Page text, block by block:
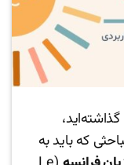
که باید به